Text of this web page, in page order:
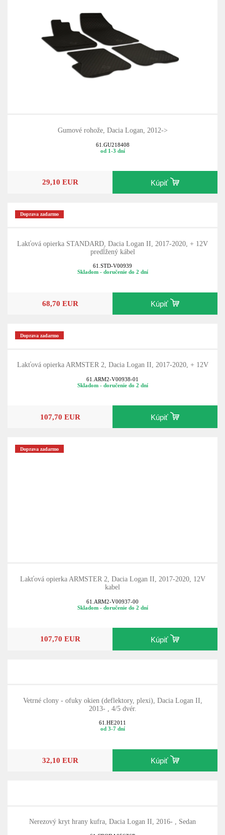
Gumové rohože, Dacia Logan, 2012->
61.GU218408
od 1-3 dní
29,10 EUR Kúpiť
Doprava zadarmo
Lakťová opierka STANDARD, Dacia Logan II, 2017-2020, + 12V
predĺžený kábel
61.STD-V00939
Skladom - doručenie do 2 dní
68,70 EUR Kúpiť
Doprava zadarmo
Lakťová opierka ARMSTER 2, Dacia Logan II, 2017-2020, + 12V
61.ARM2-V00938-01
Skladom - doručenie do 2 dní
107,70 EUR Kúpiť
Doprava zadarmo
Lakťová opierka ARMSTER 2, Dacia Logan II, 2017-2020, 12V
kabel
61.ARM2-V00937-00
Skladom - doručenie do 2 dní
107,70 EUR Kúpiť
Vetrné clony - ofuky okien (deflektory, plexi), Dacia Logan II,
2013- , 4/5 dvér.
61.HE2011
od 3-7 dní
32,10 EUR Kúpiť
Nerezový kryt hrany kufra, Dacia Logan II, 2016- , Sedan